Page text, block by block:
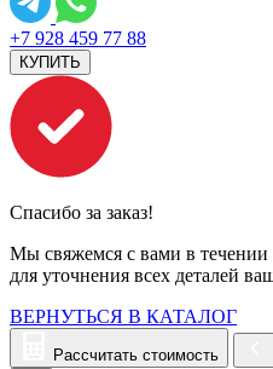
+7 928 459 77 88
КУПИТЬ
Спасибо за заказ!
Мы свяжемся с вами в течении
для уточнения всех деталей
ВЕРНУТЬСЯ В КАТАЛОГ
Рассчитать стоимость